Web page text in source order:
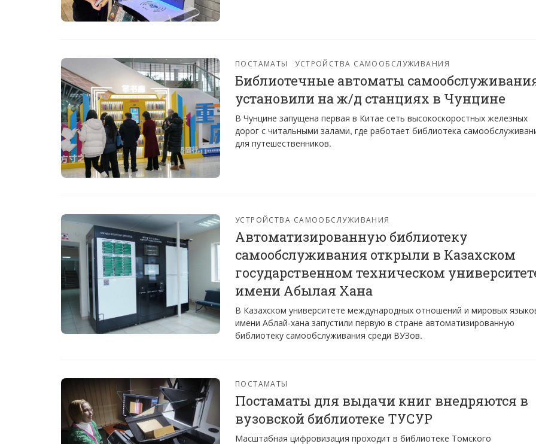
ПОСТАМАТЫ УСТРОЙСТВА САМООБСЛУЖИВАНИЯ
Библиотечные автоматы
установили на ж/д станциях в Чунцине
В Чунцине запущена первая в Китае сеть высокоскоростных железных
дорог с читальными залами, где работает библиотека
для путешественников.
УСТРОЙСТВА САМООБСЛУЖИВАНИЯ
Автоматизированную библиотеку
самообслуживания открыли в Казахском
государственном техническом
имени Абылая Хана
В Казахском университете международных отношений и мировых
имени Аблай-хана запустили первую в стране автоматизированную
библиотеку самообслуживания среди ВУЗов.
ПОСТАМАТЫ
Постаматы для выдачи книг внедряются в
вузовской библиотеке ТУСУР
Масштабная цифровизация проходит в библиотеке Томского